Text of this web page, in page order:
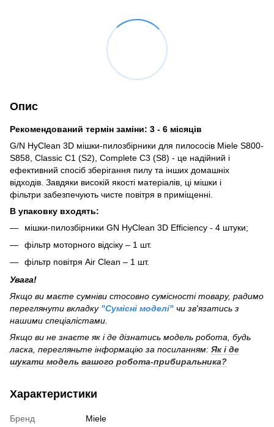
Опис
Рекомендований термін заміни: 3 - 6 місяців
G/N HyClean 3D мішки-пилозбірники для пилососів Miele S800-
S858, Classic C1 (S2), Complete C3 (S8) - це надійний і
ефективний спосіб зберігання пилу та інших домашніх
відходів. Завдяки високій якості матеріалів, ці мішки і
фільтри забезпечують чисте повітря в приміщенні.
В упаковку входять:
мішки-пилозбірники GN HyClean 3D Efficiency - 4 штуки;
фільтр моторного відсіку – 1 шт.
фільтр повітря Air Clean – 1 шт.
Увага!
Якщо ви маєте сумніви стосовно сумісності товару, радимо
переглянути вкладку "Сумісні моделі" чи зв'язатись з
нашими спеціалістами.
Якщо ви не знаєте як і де дізнатись модель робота, будь
ласка, перегляньте інформацію за посиланням: Як і де
шукати модель вашого робота-прибиральника?
Характеристики
Бренд
Miele